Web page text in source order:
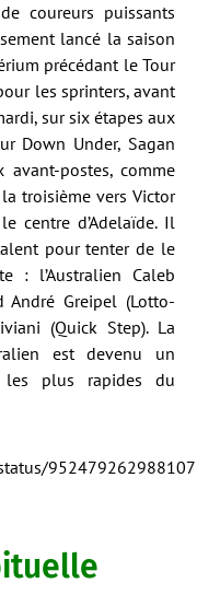
coureurs puissants
lancé la saison
précédant le Tour
les sprinters, avant
sur six étapes aux
Down Under, Sagan
postes, comme
troisième vers Victor
centre d’Adelaïde. Il
pour tenter de le
: l’Australien Caleb
André Greipel (Lotto-
(Quick Step). La
est devenu un
les plus rapides du